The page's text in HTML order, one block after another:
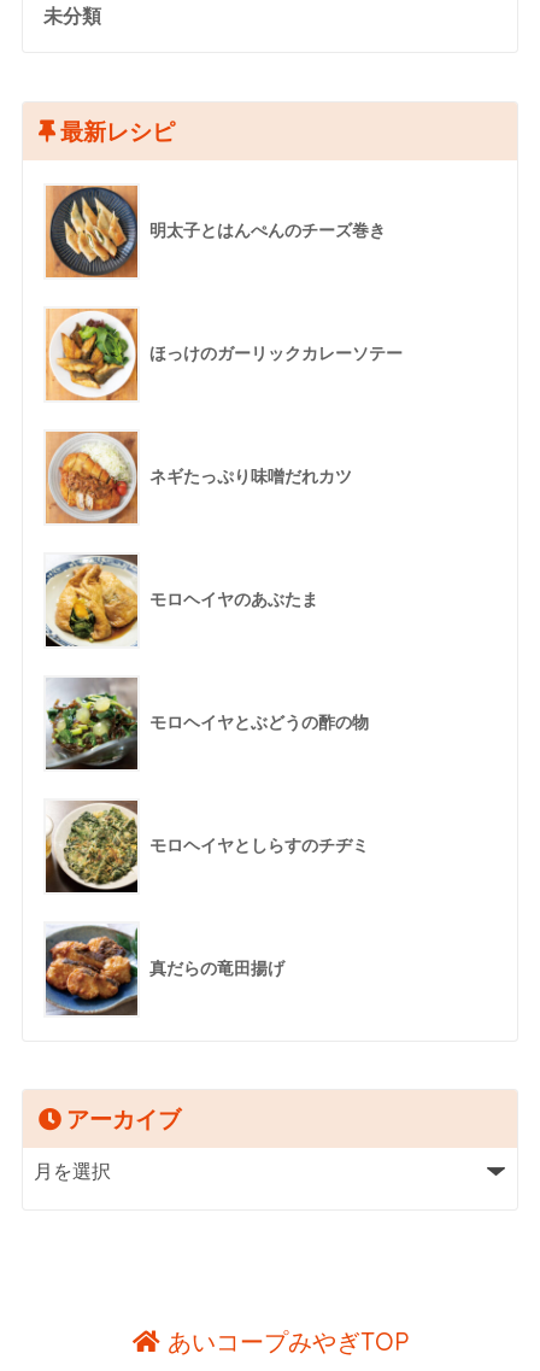
未分類
最新レシピ
明太子とはんぺんのチーズ巻き
ほっけのガーリックカレーソテー
ネギたっぷり味噌だれカツ
モロヘイヤのあぶたま
モロヘイヤとぶどうの酢の物
モロヘイヤとしらすのチヂミ
真だらの竜田揚げ
アーカイブ
あいコープみやぎTOP